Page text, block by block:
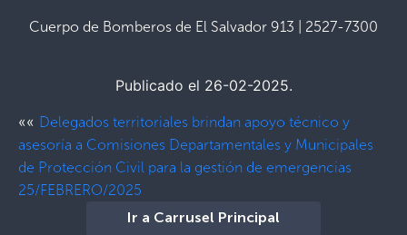
Cuerpo de Bomberos de El Salvador 913 | 2527-7300
Publicado el 26-02-2025.
«« Delegados territoriales brindan apoyo técnico y
asesoría a Comisiones Departamentales y Municipales
de Protección Civil para la gestión de emergencias
25/FEBRERO/2025
Ir a Carrusel Principal